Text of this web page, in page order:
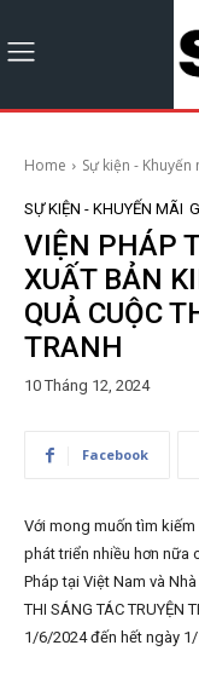
Home Sự kiện - Khuyến
SỰ KIỆN - KHUYẾN MÃI
VIỆN PHÁP
XUẤT BẢN
QUẢ CUỘC
TRANH
10 Tháng 12, 2024
Facebook
Với mong muốn tìm
phát triển nhiều hơn nữa
Pháp tại Việt Nam và
THI SÁNG TÁC TRUYỆN
1/6/2024 đến hết ngày